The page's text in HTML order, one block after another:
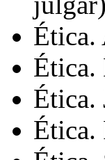
Ética.
Ética.
Ética.
Ética.